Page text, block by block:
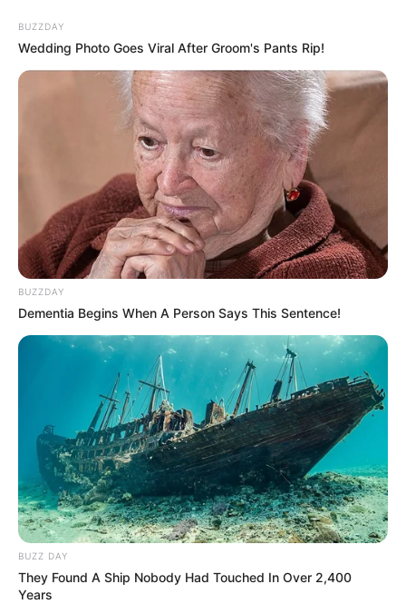
BUZZDAY
Wedding Photo Goes Viral After Groom's Pants Rip!
BUZZDAY
Dementia Begins When A Person Says This Sentence!
BUZZ DAY
They Found A Ship Nobody Had Touched In Over 2,400
Years